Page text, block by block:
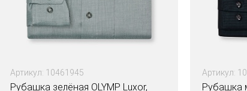
Артикул: 10461945
Рубашка зелёная OLYMP Luxor,
Артикул:
Рубашка